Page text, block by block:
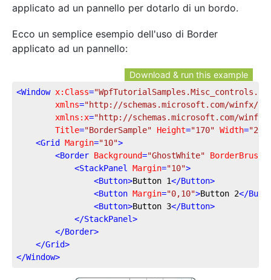
applicato ad un pannello per dotarlo di un bordo.
Ecco un semplice esempio dell'uso di Border
applicato ad un pannello:
Download & run this example
<Window x:Class=
xmlns="http://schemas.microsoft.com/winfx/
xmlns:x="http://schemas.microsoft.com/winfx/
Title="BorderSample" Height="170" Width=
<Grid Margin="10">
<Border Background="GhostWhite" BorderBrush
<StackPanel Margin="10">
<Button>Button 1</Button>
<Button Margin="0,10">Button 2</
<Button>Button 3</Button>
</StackPanel>
</Border>
</Grid>
</Window>